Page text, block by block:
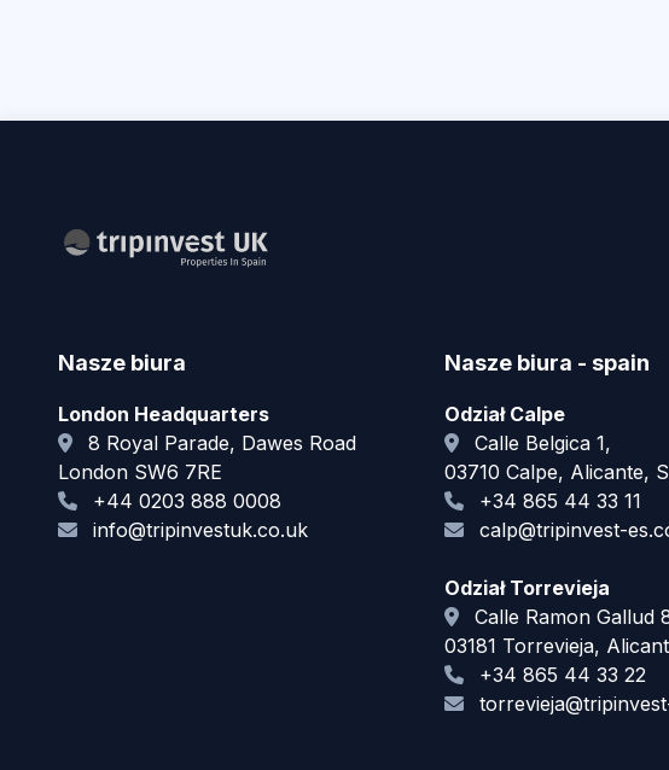
Nasze biura
London Headquarters
8 Royal Parade, Dawes Road
London SW6 7RE
+44 0203 888 0008
info@tripinvestuk.co.uk
Nasze biura - spain
Odział Calpe
Calle Belgica 1,
03710 Calpe, Alicante,
+34 865 44 33 11
calp@tripinvest-
Odział Torrevieja
Calle Ramon Gallud
03181 Torrevieja,
+34 865 44 33 22